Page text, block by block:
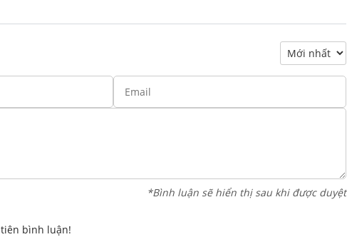
*Bình luận sẽ hiển thị sau khi được duyệt
bình luận!